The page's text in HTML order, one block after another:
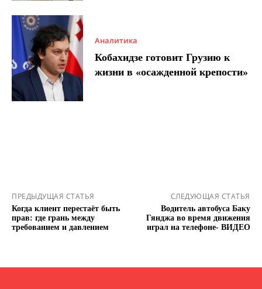
Аналитика
Кобахидзе готовит Грузию к
жизни в «осажденной крепости»
ПРЕДЫДУЩАЯ СТАТЬЯ
Когда клиент перестаёт быть
прав: где грань между
требованием и давлением
СЛЕДУЮЩАЯ СТАТЬЯ
Водитель автобуса Баку
Гянджа во время движения
играл на телефоне- ВИДЕО